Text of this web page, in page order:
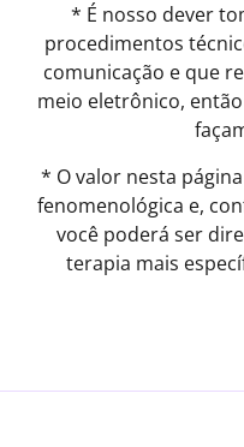
* É nosso dever
procedimentos
comunicação e que
meio eletrônico,
* O valor nesta
fenomenológica e,
você poderá ser
terapia mais